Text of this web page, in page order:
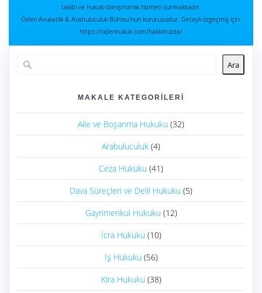
takibi ve hukuki danışmanlık hizmeti sunmaktadır.
Öden Avukatlık & Arabuluculuk Bürosu'nun kurucusudur. Detaylı özgeçmiş için:
https://odenhukuk.com/hakkimizda/
Ara
MAKALE KATEGORILERI
Aile ve Boşanma Hukuku (32)
Arabuluculuk (4)
Ceza Hukuku (41)
Dava Süreçleri ve Delil Hukuku (5)
Gayrimenkul Hukuku (12)
İcra Hukuku (10)
İş Hukuku (56)
Kira Hukuku (38)